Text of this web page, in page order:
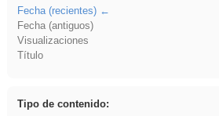
Fecha (recientes)
Fecha (antiguos)
Visualizaciones
Título
Tipo de contenido: